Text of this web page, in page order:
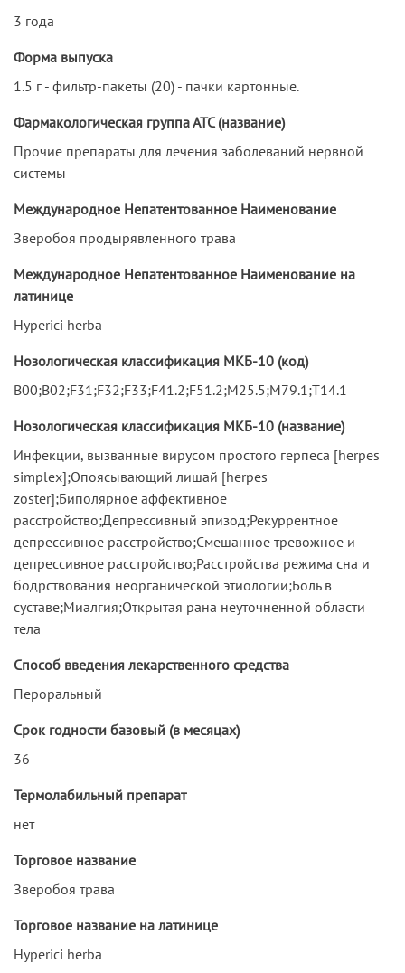
3 года
Форма выпуска
1.5 г - фильтр-пакеты (20) - пачки картонные.
Фармакологическая группа АТС (название)
Прочие препараты для лечения заболеваний нервной
системы
Международное Непатентованное Наименование
Зверобоя продырявленного трава
Международное Непатентованное Наименование на
латинице
Hyperici herba
Нозологическая классификация МКБ-10 (код)
B00;B02;F31;F32;F33;F41.2;F51.2;M25.5;M79.1;T14.1
Нозологическая классификация МКБ-10 (название)
Инфекции, вызванные вирусом простого герпеса [herpes
simplex];Опоясывающий лишай [herpes
zoster];Биполярное аффективное
расстройство;Депрессивный эпизод;Рекуррентное
депрессивное расстройство;Смешанное тревожное и
депрессивное расстройство;Расстройства режима сна и
бодрствования неорганической этиологии;Боль в
суставе;Миалгия;Открытая рана неуточненной области
тела
Способ введения лекарственного средства
Пероральный
Срок годности базовый (в месяцах)
36
Термолабильный препарат
нет
Торговое название
Зверобоя трава
Торговое название на латинице
Hyperici herba